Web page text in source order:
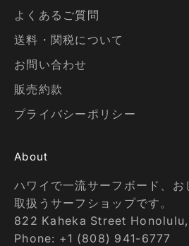
よくあるご質問
送料・関税について
お問い合わせ
販売約款
プライバシーポリシー
About
ハワイで一流サーフボード、お
取扱うサーフショップです。
822 Kaheka Street
Phone: +1 (808) 941-6777